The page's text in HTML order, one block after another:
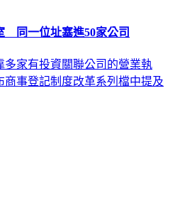
同一位址塞進50家公司
多家有投資關聯公司的營業執
商事登記制度改革系列檔中提及